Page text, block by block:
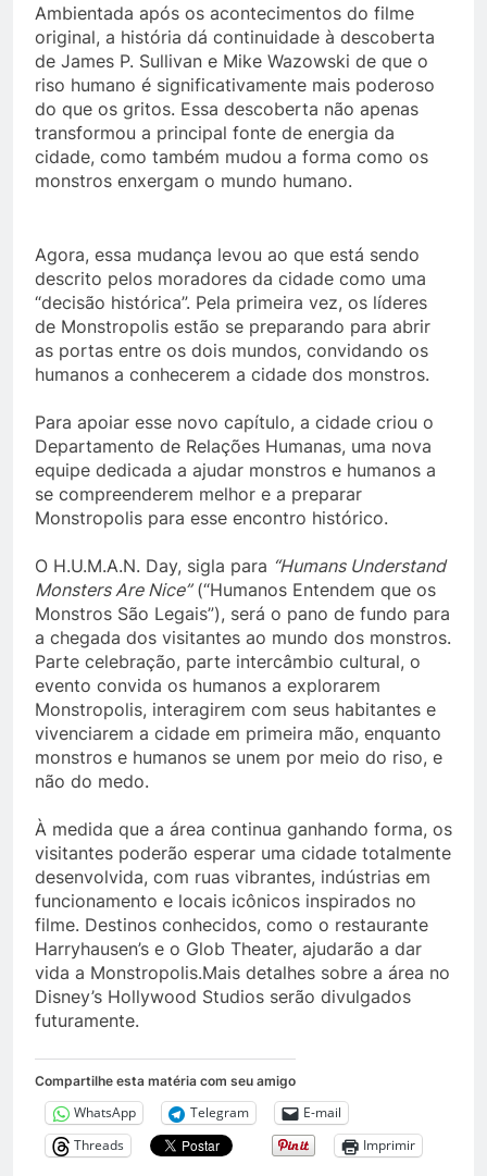
Ambientada após os acontecimentos do filme
original, a história dá continuidade à descoberta
de James P. Sullivan e Mike Wazowski de que o
riso humano é significativamente mais poderoso
do que os gritos. Essa descoberta não apenas
transformou a principal fonte de energia da
cidade, como também mudou a forma como os
monstros enxergam o mundo humano.
Agora, essa mudança levou ao que está sendo
descrito pelos moradores da cidade como uma
“decisão histórica”. Pela primeira vez, os líderes
de Monstropolis estão se preparando para abrir
as portas entre os dois mundos, convidando os
humanos a conhecerem a cidade dos monstros.
Para apoiar esse novo capítulo, a cidade criou o
Departamento de Relações Humanas, uma nova
equipe dedicada a ajudar monstros e humanos a
se compreenderem melhor e a preparar
Monstropolis para esse encontro histórico.
O H.U.M.A.N. Day, sigla para “Humans Understand
Monsters Are Nice”(“Humanos Entendem que os
Monstros São Legais”), será o pano de fundo para
a chegada dos visitantes ao mundo dos monstros.
Parte celebração, parte intercâmbio cultural, o
evento convida os humanos a explorarem
Monstropolis, interagirem com seus habitantes e
vivenciarem a cidade em primeira mão, enquanto
monstros e humanos se unem por meio do riso, e
não do medo.
À medida que a área continua ganhando forma, os
visitantes poderão esperar uma cidade totalmente
desenvolvida, com ruas vibrantes, indústrias em
funcionamento e locais icônicos inspirados no
filme. Destinos conhecidos, como o restaurante
Harryhausen’s e o Glob Theater, ajudarão a dar
vida a Monstropolis.Mais detalhes sobre a área no
Disney’s Hollywood Studios serão divulgados
futuramente.
Compartilhe esta matéria com seu amigo
WhatsApp Telegram
E-mail
Threads
Imprimir